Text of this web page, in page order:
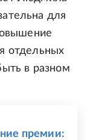
для
отдельных
в разном
премии: